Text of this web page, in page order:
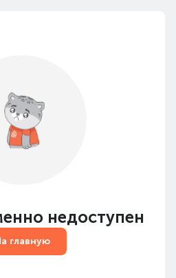
недоступен
главную